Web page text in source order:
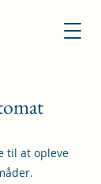
til at opleve